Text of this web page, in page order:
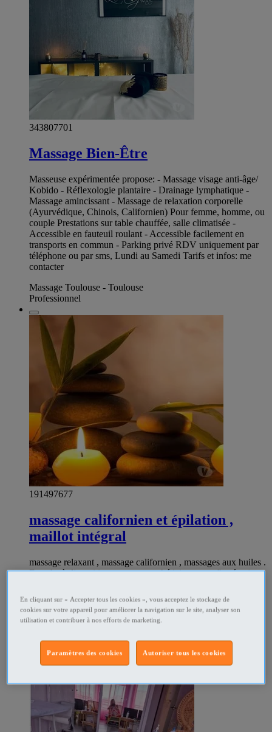
343807701
Massage Bien-Être
Masseuse expérimentée propose: - Massage visage anti-âge/
Kobido - Réflexologie plantaire - Drainage lymphatique -
Massage amincissant - Massage de relaxation corporelle
(Ayurvédique, Chinois, Californien) Pour femme, homme, ou
couple Prestations sur table chauffée, salle climatisée -
Accessible en fauteuil roulant - Accessible facilement en
transports en commun - Parking privé RDV uniquement par
téléphone ou par sms, Lundi au Samedi Tarifs et infos: me
contacter
Massage Toulouse - Toulouse
Professionnel
191497677
massage californien et épilation ,
maillot intégral
massage relaxant , massage californien , massages aux huiles .
Douche à disposition masseuse esthéticienne confirmée,, je
0756801403 Toulouse Quartier Compans de 11 h a 20 h sur
rendez vous uniquement
VIP
En cliquant sur « Accepter tous les cookies », vous acceptez le stockage de
cookies sur votre appareil pour améliorer la navigation sur le site, analyser son
utilisation et contribuer à nos efforts de marketing.
Autoriser tous les cookies
Paramètres des cookies